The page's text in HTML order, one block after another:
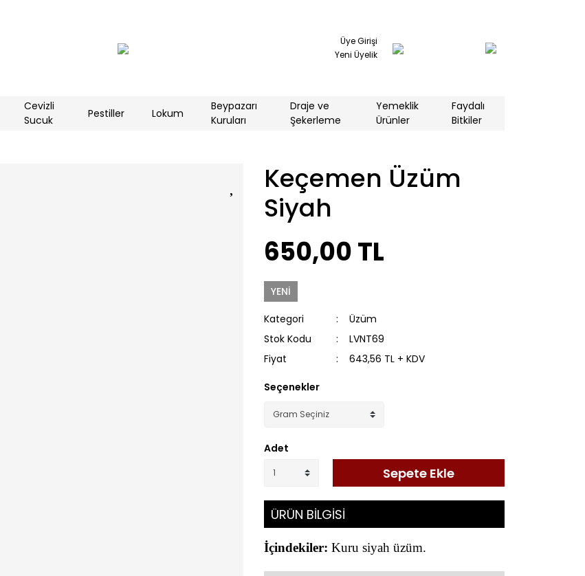
Üye Girişi
Yeni Üyelik
Cevizli
Sucuk
Pestiller Lokum
Beypazarı
Kuruları
Draje ve
Şekerleme
Yemeklik
Ürünler
Faydalı
Bitkiler
Keçemen Üzüm
Siyah
650,00 TL
YENİ
Kategori
Üzüm
Stok Kodu
LVNT69
Fiyat
643,56 TL + KDV
Seçenekler
Adet
Sepete Ekle
ÜRÜN BİLGİSİ
İçindekiler: Kuru siyah üzüm.